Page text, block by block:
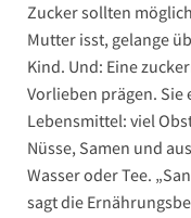
Zucker sollten
Mutter isst, gelange
Kind. Und: Eine
Vorlieben prägen.
Lebensmittel: viel
Nüsse, Samen und
Wasser oder Tee.
sagt die